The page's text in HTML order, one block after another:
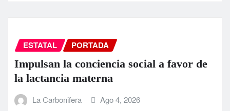
ESTATAL PORTADA
Impulsan la conciencia social a favor de
la lactancia materna
La Carbonifera Ago 4, 2026